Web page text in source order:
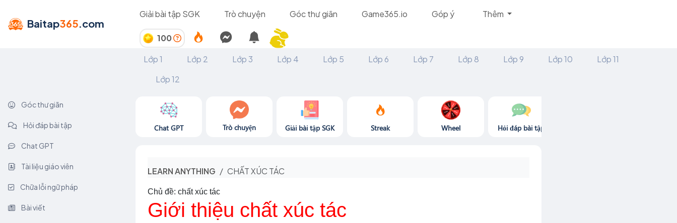
Baitap365.com
Giải bài tập SGK Trò chuyện Góc thư giãn Game365.io Góp ý Thêm
100
Lớp 1
Lớp 2 Lớp 3 Lớp 4 Lớp 5 Lớp 6 Lớp 7 Lớp 8 Lớp 9 Lớp 10
Lớp 11
Lớp 12
Góc thư giãn
Hỏi đáp bài tập
Chat GPT
Tài liệu giáo viên
Chữa lỗi ngữ pháp
Bài viết
Chat GPT Trò chuyện Giải bài tập SGK Streak Wheel Hỏi đáp bài tập
LEARN ANYTHING CHẤT XÚC TÁC
Chủ đề: chất xúc tác
Giới thiệu chất xúc tác